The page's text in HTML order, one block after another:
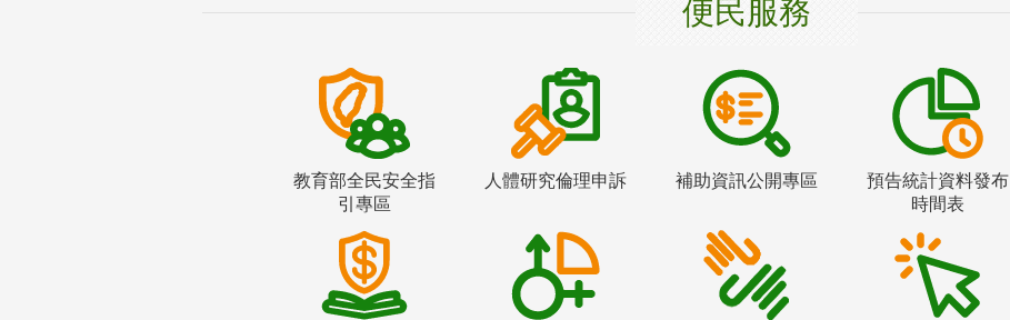
便民服務
教育部全民安全指
引專區
人體研究倫理申訴 補助資訊公開專區
預告統計資料發布
時間表